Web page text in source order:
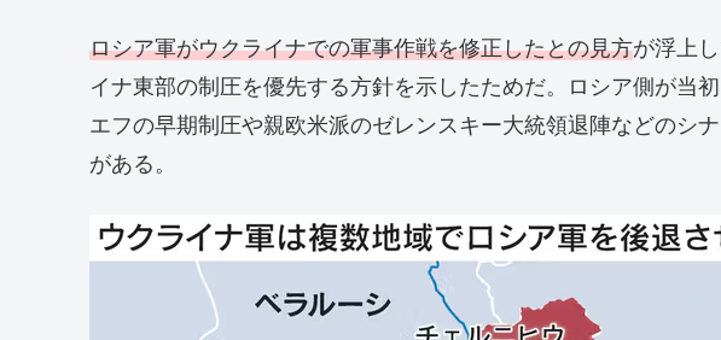
ロシア軍がウクライナでの軍事作戦を修正したとの見方が浮上
イナ東部の制圧を優先する方針を示したためだ。ロシア側が当
エフの早期制圧や親欧米派のゼレンスキー大統領退陣などのシ
がある。